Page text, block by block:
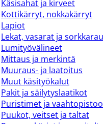
Käsisahat ja kirveet
Kottikärryt, nokkakärryt
Lapiot
Lekat, vasarat ja
Lumityövälineet
Mittaus ja merkintä
Muuraus- ja laatoitus
Muut käsityökalut
Pakit ja säilytyslaatikot
Puristimet ja
Puukot, veitset ja taltat